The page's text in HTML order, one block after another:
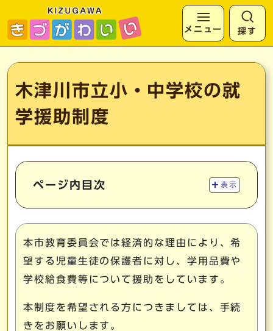
ページの先頭です
メニュー 探す
ここから本文です
木津川市立小・中学校の就
学援助制度
ページ内目次 表示
本市教育委員会では経済的な理由により、希
望する児童生徒の保護者に対し、学用品費や
学校給食費等について援助をしています。
本制度を希望される方につきましては、手続
きをお願いします。